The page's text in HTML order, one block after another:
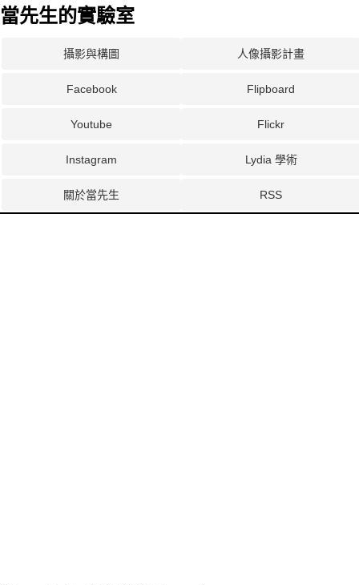
當先生的實驗室
攝影與構圖 人像攝影計畫
Facebook Flipboard
Youtube Flickr
Instagram Lydia 學術
關於當先生 RSS